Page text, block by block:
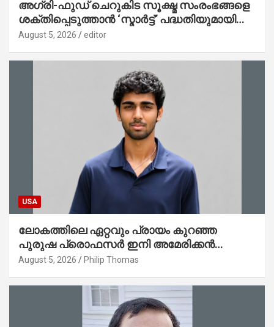
അഗ്രി-ഫുഡ് ചെറുകിട സൂക്ഷ്മ സംരംഭങ്ങളെ
ശക്തിപ്പെടുത്താന്‍ ‘സ്മാര്‍ട്ട്’ പദ്ധതിയുമായി
കേര; ലോഗോ മുഖ്യമന്ത്രി പ്രകാശനം
August 5, 2026 editor
USA
ലോകത്തിലെ ഏറ്റവും പ്രായം കുറഞ്ഞ
പുരുഷ പ്രൊഫസർ ഇനി അമേരിക്കൻ
മലയാളി നേഥൻ തോമസ്
August 5, 2026 Philip Thomas